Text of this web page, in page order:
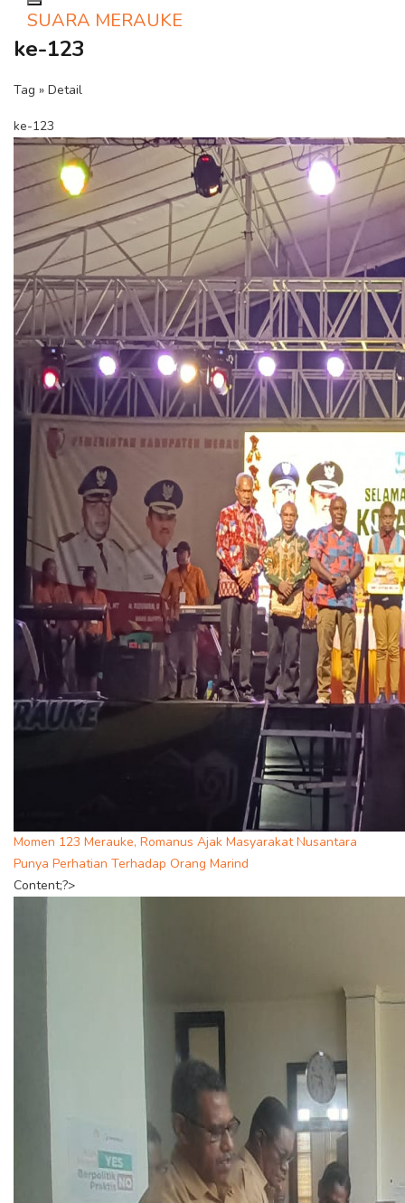
Toggle navigation
SUARA MERAUKE
ke-123
Tag » Detail
ke-123
Momen 123 Merauke, Romanus Ajak Masyarakat Nusantara
Punya Perhatian Terhadap Orang Marind
Content;?>